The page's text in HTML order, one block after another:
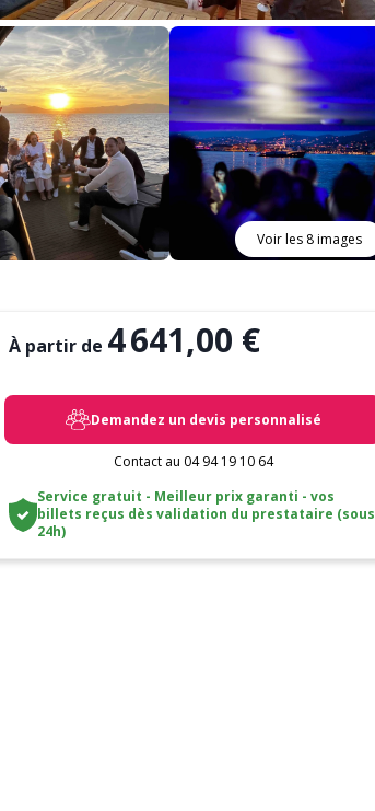
Voir les 8 images
À partir de 4 641,00 €
Demandez un devis personnalisé
Contact au 04 94 19 10 64
Service gratuit - Meilleur prix garanti - vos
billets reçus dès validation du prestataire (sous
24h)